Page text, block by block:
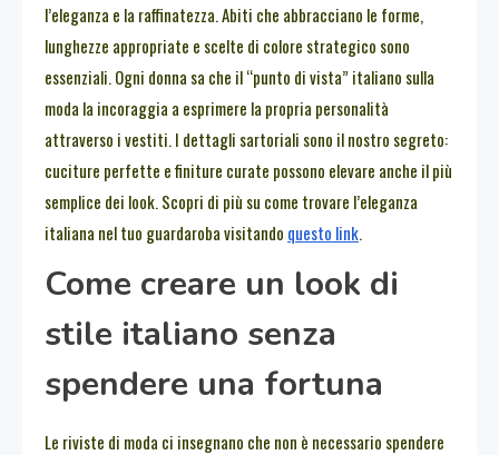
l’eleganza e la raffinatezza. Abiti che abbracciano le forme,
lunghezze appropriate e scelte di colore strategico sono
essenziali. Ogni donna sa che il “punto di vista” italiano sulla
moda la incoraggia a esprimere la propria personalità
attraverso i vestiti. I dettagli sartoriali sono il nostro segreto:
cuciture perfette e finiture curate possono elevare anche il più
semplice dei look. Scopri di più su come trovare l’eleganza
italiana nel tuo guardaroba visitando questo link.
Come creare un look di
stile italiano senza
spendere una fortuna
Le riviste di moda ci insegnano che non è necessario spendere